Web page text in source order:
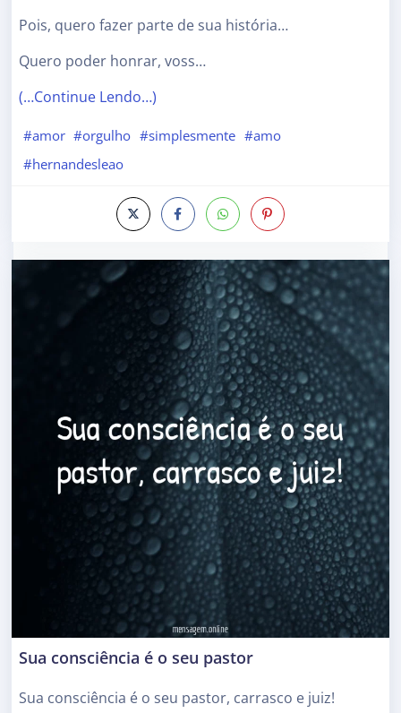
Pois, quero fazer parte de sua história…
Quero poder honrar, voss…
(…Continue Lendo…)
#amor #orgulho #simplesmente #amo
#hernandesleao
Sua consciência é o seu pastor
Sua consciência é o seu pastor, carrasco e juiz!